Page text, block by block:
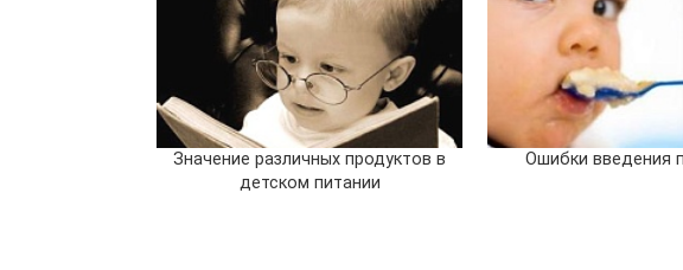
Значение различных продуктов в
детском питании
Ошибки введения